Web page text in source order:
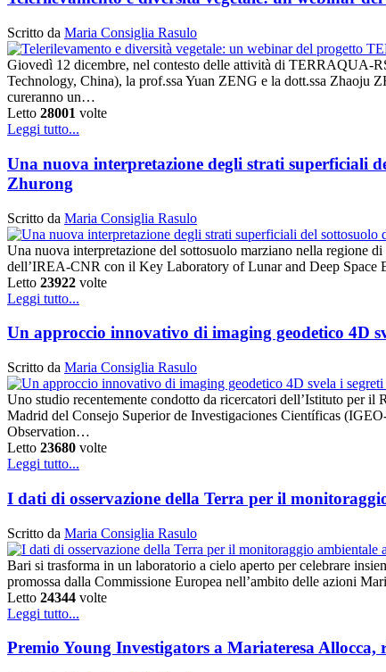
Scritto da Maria Consiglia Rasulo
Giovedì 12 dicembre, nel contesto delle attività di TERRAQUA-
Technology, China), la prof.ssa Yuan ZENG e la dott.ssa Zhaoju
cureranno un…
Letto 28001 volte
Leggi tutto...
Una nuova interpretazione degli strati superficiali
Zhurong
Scritto da Maria Consiglia Rasulo
Una nuova interpretazione del sottosuolo marziano nella regione
dell’IREA-CNR con il Key Laboratory of Lunar and Deep
Letto 23922 volte
Leggi tutto...
Un approccio innovativo di imaging geodetico 4D
Scritto da Maria Consiglia Rasulo
Uno studio recentemente condotto da ricercatori dell’Istituto per
Madrid del Consejo Superior de Investigaciones Científicas
Observation…
Letto 23680 volte
Leggi tutto...
I dati di osservazione della Terra per il
Scritto da Maria Consiglia Rasulo
Bari si trasforma in un laboratorio a cielo aperto per celebrare
promossa dalla Commissione Europea nell’ambito delle azioni
Letto 24344 volte
Leggi tutto...
Premio Young Investigators a Mariateresa Allocca,